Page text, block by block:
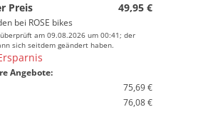
Preis
49,95 €
bei ROSE bikes
am 09.08.2026 um 00:41; der
sich seitdem geändert haben.
Angebote:
75,69 €
76,08 €